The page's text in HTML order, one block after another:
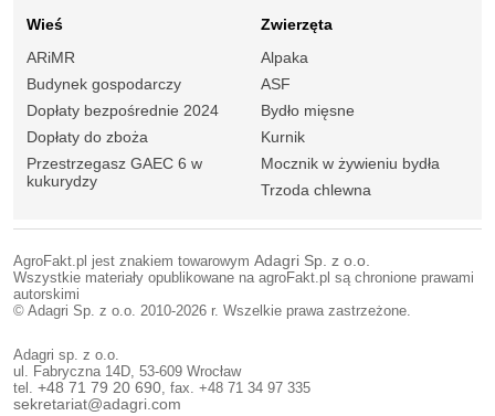
Wieś
ARiMR
Budynek gospodarczy
Dopłaty bezpośrednie 2024
Dopłaty do zboża
Przestrzegasz GAEC 6 w
kukurydzy
Zwierzęta
Alpaka
ASF
Bydło mięsne
Kurnik
Mocznik w żywieniu bydła
Trzoda chlewna
AgroFakt.pl jest znakiem towarowym Adagri Sp. z o.o.
Wszystkie materiały opublikowane na agroFakt.pl są chronione prawami
autorskimi
© Adagri Sp. z o.o. 2010-2026 r. Wszelkie prawa zastrzeżone.
Adagri sp. z o.o.
ul. Fabryczna 14D, 53-609 Wrocław
tel. +48 71 79 20 690, fax. +48 71 34 97 335
sekretariat@adagri.com